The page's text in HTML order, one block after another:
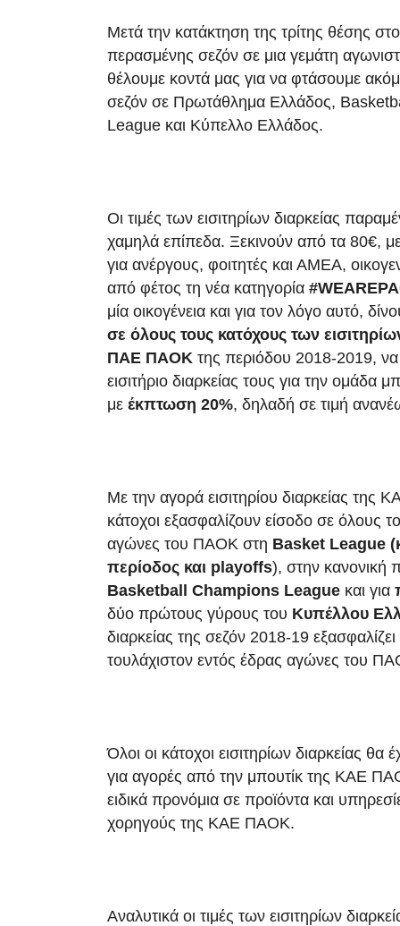
Μετά την κατάκτηση της τρίτης θέσης
περασμένης σεζόν σε μια γεμάτη
θέλουμε κοντά μας για να φτάσουμε
σεζόν σε Πρωτάθλημα Ελλάδος,
League και Κύπελλο Ελλάδος.
Οι τιμές των εισιτηρίων διαρκείας
χαμηλά επίπεδα. Ξεκινούν από τα 80€, με
για ανέργους, φοιτητές και ΑΜΕΑ,
από φέτος τη νέα κατηγορία #
μία οικογένεια και για τον λόγο αυτό,
σε όλους τους κατόχους των
ΠΑΕ ΠΑΟΚ της περιόδου 2018-2019,
εισιτήριο διαρκείας τους για την
με έκπτωση 20%, δηλαδή σε τιμή
Με την αγορά εισιτηρίου διαρκείας της
κάτοχοι εξασφαλίζουν είσοδο σε όλους
αγώνες του ΠΑΟΚ στη Basket League
περίοδος και playoffs), στην κανονική
Basketball
Champions League και για
δύο πρώτους γύρους του Κυπέλλου
διαρκείας της σεζόν 2018-19
τουλάχιστον εντός έδρας αγώνες του
Όλοι οι κάτοχοι εισιτηρίων διαρκείας
για αγορές από την μπουτίκ της ΚΑΕ
ειδικά προνόμια σε προϊόντα και
χορηγούς της ΚΑΕ ΠΑΟΚ.
Αναλυτικά οι τιμές των εισιτηρίων